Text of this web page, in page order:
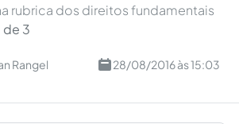
rubrica dos direitos fundamentais
de 3
Rangel 28/08/2016 às 15:03